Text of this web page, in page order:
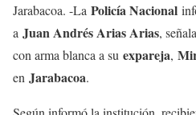
Jarabacoa. -La Policía Nacional
a Juan Andrés Arias Arias,
con arma blanca a su expareja,
en Jarabacoa.